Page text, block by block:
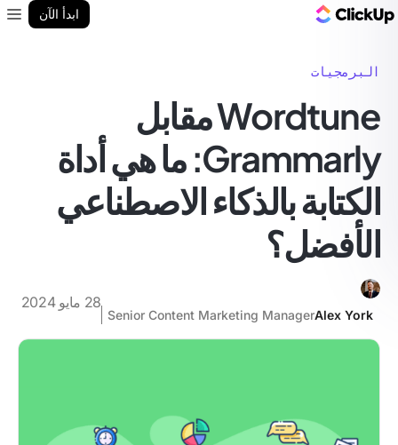
ابدأ الآن
البرمجيات
Wordtune مقابل
Grammarly: ما هي أداة
الكتابة بالذكاء الاصطناعي
الأفضل؟
Alex York
Senior Content Marketing Manager
28 مايو 2024